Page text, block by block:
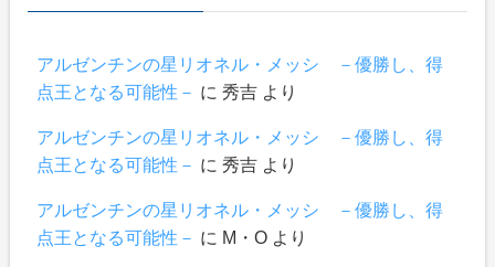
アルゼンチンの星リオネル・メッシ －優勝し、得
点王となる可能性－ に 秀吉より
アルゼンチンの星リオネル・メッシ －優勝し、得
点王となる可能性－ に 秀吉より
アルゼンチンの星リオネル・メッシ －優勝し、得
点王となる可能性－ に М・Оより